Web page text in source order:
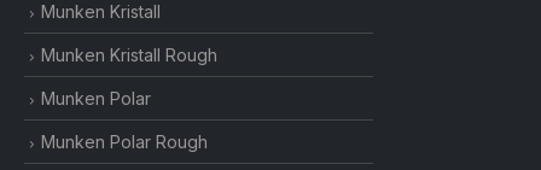
Munken Kristall
Munken Kristall Rough
Munken Polar
Munken Polar Rough